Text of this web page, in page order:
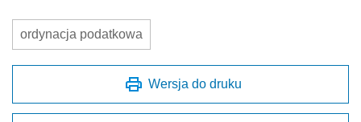
ordynacja podatkowa
Wersja do druku